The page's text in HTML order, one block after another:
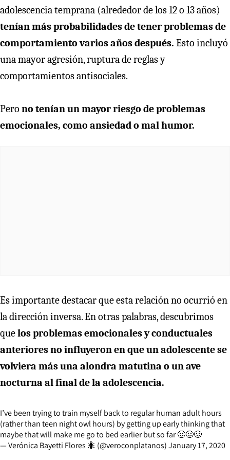
adolescencia temprana (alrededor de los 12 o 13 años)
tenían más probabilidades de tener problemas de
comportamiento varios años después. Esto incluyó
una mayor agresión, ruptura de reglas y
comportamientos antisociales.
Pero no tenían un mayor riesgo de problemas
emocionales, como ansiedad o mal humor.
Es importante destacar que esta relación no ocurrió en
la dirección inversa. En otras palabras, descubrimos
quelos problemas emocionales y conductuales
anteriores no influyeron en que un adolescente se
volviera más una alondra matutina o un ave
nocturna al final de la adolescencia.
I’ve been trying to train myself back to regular human adult hours
(rather than teen night owl hours) by getting up early thinking that
maybe that will make me go to bed earlier but so far 🥴🥴🥴
— Verónica Bayetti Flores 🐜 (@veroconplatanos)January 17, 2020